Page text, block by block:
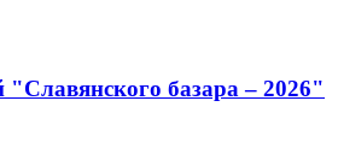
базара – 2026"